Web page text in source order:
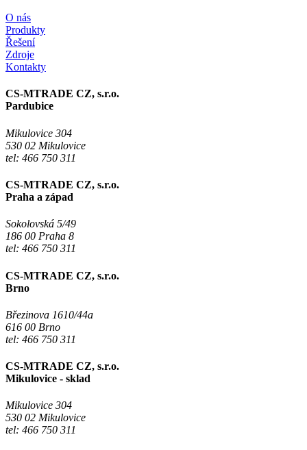
O nás
Produkty
Řešení
Zdroje
Kontakty
CS-MTRADE CZ, s.r.o.
Pardubice
Mikulovice 304
530 02 Mikulovice
tel: 466 750 311
CS-MTRADE CZ, s.r.o.
Praha a západ
Sokolovská 5/49
186 00 Praha 8
tel: 466 750 311
CS-MTRADE CZ, s.r.o.
Brno
Březinova 1610/44a
616 00 Brno
tel: 466 750 311
CS-MTRADE CZ, s.r.o.
Mikulovice - sklad
Mikulovice 304
530 02 Mikulovice
tel: 466 750 311